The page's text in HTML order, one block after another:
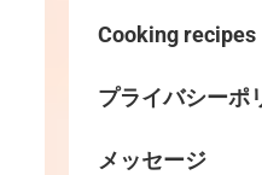
Cooking recipes
プライバシーポ
メッセージ